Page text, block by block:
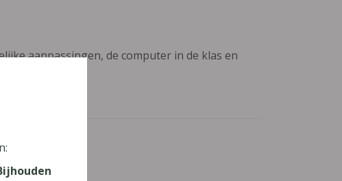
aanpassingen, de computer in de klas en